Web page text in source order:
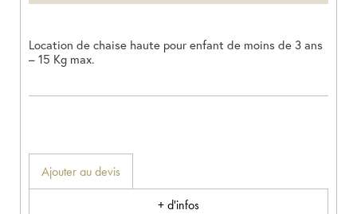
Location de chaise haute pour enfant de moins de 3 ans
– 15 Kg max.
Ajouter au devis
+ d'infos